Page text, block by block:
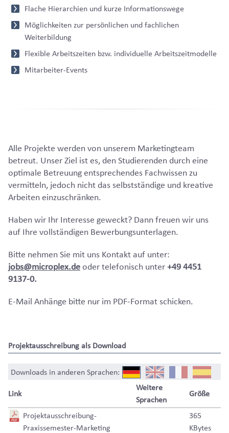
Flache Hierarchien und kurze Informationswege
Möglichkeiten zur persönlichen und fachlichen
Weiterbildung
Flexible Arbeitszeiten bzw. individuelle Arbeitszeitmodelle
Mitarbeiter-Events
Alle Projekte werden von unserem Marketingteam
betreut. Unser Ziel ist es, den Studierenden durch eine
optimale Betreuung entsprechendes Fachwissen zu
vermitteln, jedoch nicht das selbstständige und kreative
Arbeiten einzuschränken.
Haben wir Ihr Interesse geweckt? Dann freuen wir uns
auf Ihre vollständigen Bewerbungsunterlagen.
Bitte nehmen Sie mit uns Kontakt auf unter:
jobs@microplex.deoder telefonisch unter+49 4451
9137-0.
E-Mail Anhänge bitte nur im PDF-Format schicken.
Projektausschreibung als Download
Downloads in anderen Sprachen:
Link
Weitere
Sprachen
Größe
Projektausschreibung-
Praxissemester-Marketing
365
KBytes